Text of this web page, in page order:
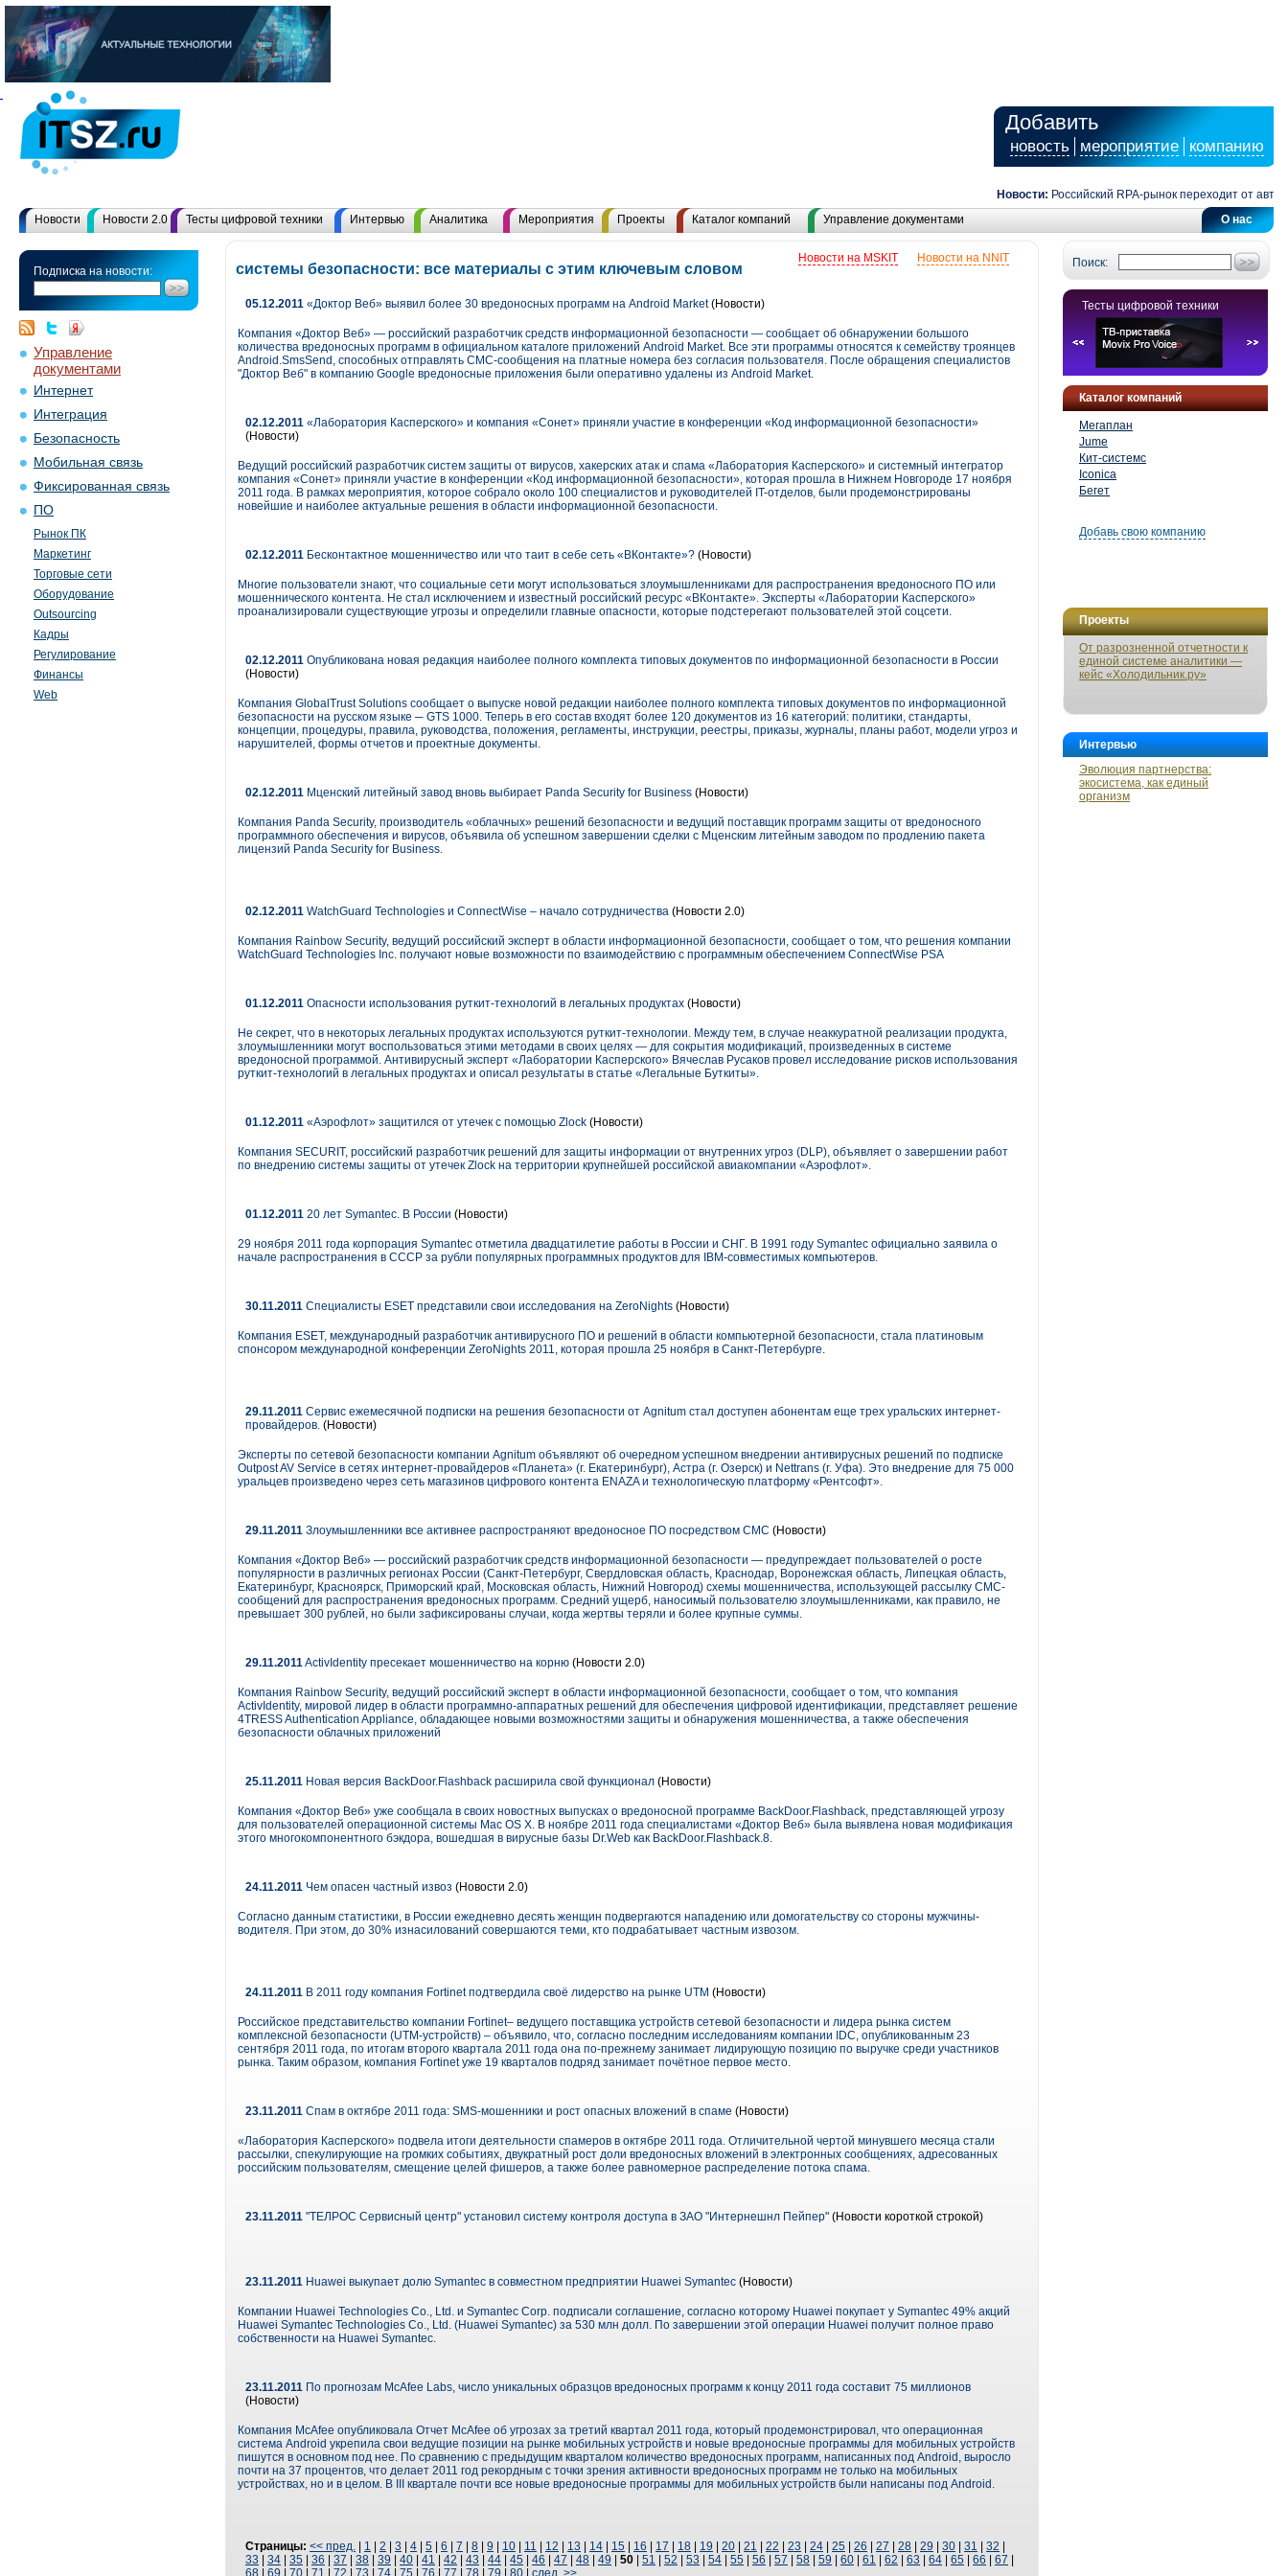
Добавить
новость мероприятие компанию
Новости: Российский RPA-рынок переходит от
О нас
Новости Новости 2.0 Тесты цифровой техники Интервью Аналитика Мероприятия Проекты Каталог компаний Управление документами
Подписка на новости:
Управление
документами
Интернет
Интеграция
Безопасность
Мобильная связь
Фиксированная связь
ПО
Рынок ПК
Маркетинг
Торговые сети
Оборудование
Outsourcing
Кадры
Регулирование
Финансы
Web
Поиск:
Тесты цифровой техники
Каталог компаний
Мегаплан
Jume
Кит-системс
Iconica
Бегет
Добавь свою компанию
Проекты
От разрозненной отчетности к
единой системе аналитики —
кейс «Холодильник.ру»
Интервью
Эволюция партнерства:
экосистема, как единый
организм
Новости на NNIT
Новости на MSKIT
системы безопасности: все материалы с этим ключевым словом
05.12.2011 «Доктор Веб» выявил более 30 вредоносных программ на Android Market(Новости)
Компания «Доктор Веб» — российский разработчик средств информационной безопасности — сообщает об обнаружении большого
количества вредоносных программ в официальном каталоге приложений Android Market. Все эти программы относятся к семейству троянцев
Android.SmsSend, способных отправлять СМС-сообщения на платные номера без согласия пользователя. После обращения специалистов
"Доктор Веб" в компанию Google вредоносные приложения были оперативно удалены из Android Market.
02.12.2011 «Лаборатория Касперского» и компания «Сонет» приняли участие в конференции «Код информационной безопасности»
(Новости)
Ведущий российский разработчик систем защиты от вирусов, хакерских атак и спама «Лаборатория Касперского» и системный интегратор
компания «Сонет» приняли участие в конференции «Код информационной безопасности», которая прошла в Нижнем Новгороде 17 ноября
2011 года. В рамках мероприятия, которое собрало около 100 специалистов и руководителей IT-отделов, были продемонстрированы
новейшие и наиболее актуальные решения в области информационной безопасности.
02.12.2011 Бесконтактное мошенничество или что таит в себе сеть «ВКонтакте»? (Новости)
Многие пользователи знают, что социальные сети могут использоваться злоумышленниками для распространения вредоносного ПО или
мошеннического контента. Не стал исключением и известный российский ресурс «ВКонтакте». Эксперты «Лаборатории Касперского»
проанализировали существующие угрозы и определили главные опасности, которые подстерегают пользователей этой соцсети.
02.12.2011 Опубликована новая редакция наиболее полного комплекта типовых документов по информационной безопасности в России
(Новости)
Компания GlobalTrust Solutions сообщает о выпуске новой редакции наиболее полного комплекта типовых документов по информационной
безопасности на русском языке ─ GTS 1000. Теперь в его состав входят более 120 документов из 16 категорий: политики, стандарты,
концепции, процедуры, правила, руководства, положения, регламенты, инструкции, реестры, приказы, журналы, планы работ, модели угроз и
нарушителей, формы отчетов и проектные документы.
02.12.2011 Мценский литейный завод вновь выбирает Panda Security for Business (Новости)
Компания Panda Security, производитель «облачных» решений безопасности и ведущий поставщик программ защиты от вредоносного
программного обеспечения и вирусов, объявила об успешном завершении сделки с Мценским литейным заводом по продлению пакета
лицензий Panda Security for Business.
02.12.2011 WatchGuard Technologies и ConnectWise – начало сотрудничества (Новости 2.0)
Компания Rainbow Security, ведущий российский эксперт в области информационной безопасности, сообщает о том, что решения компании
WatchGuard Technologies Inc. получают новые возможности по взаимодействию с программным обеспечением ConnectWise PSA
01.12.2011 Опасности использования руткит-технологий в легальных продуктах (Новости)
Не секрет, что в некоторых легальных продуктах используются руткит-технологии. Между тем, в случае неаккуратной реализации продукта,
злоумышленники могут воспользоваться этими методами в своих целях — для сокрытия модификаций, произведенных в системе
вредоносной программой. Антивирусный эксперт «Лаборатории Касперского» Вячеслав Русаков провел исследование рисков использования
руткит-технологий в легальных продуктах и описал результаты в статье «Легальные Буткиты».
01.12.2011 «Аэрофлот» защитился от утечек с помощью Zlock (Новости)
Компания SECURIT, российский разработчик решений для защиты информации от внутренних угроз (DLP), объявляет о завершении работ
по внедрению системы защиты от утечек Zlock на территории крупнейшей российской авиакомпании «Аэрофлот».
01.12.2011 20 лет Symantec. В России (Новости)
29 ноября 2011 года корпорация Symantec отметила двадцатилетие работы в России и СНГ. В 1991 году Symantec официально заявила о
начале распространения в СССР за рубли популярных программных продуктов для IBM-совместимых компьютеров.
30.11.2011 Специалисты ESET представили свои исследования на ZeroNights (Новости)
Компания ESET, международный разработчик антивирусного ПО и решений в области компьютерной безопасности, стала платиновым
спонсором международной конференции ZeroNights 2011, которая прошла 25 ноября в Санкт-Петербурге.
29.11.2011 Сервис ежемесячной подписки на решения безопасности от Agnitum стал доступен абонентам еще трех уральских интернет-
провайдеров. (Новости)
Эксперты по сетевой безопасности компании Agnitum объявляют об очередном успешном внедрении антивирусных решений по подписке
Outpost AV Service в сетях интернет-провайдеров «Планета» (г. Екатеринбург), Астра (г. Озерск) и Nettrans (г. Уфа). Это внедрение для 75 000
уральцев произведено через сеть магазинов цифрового контента ENAZA и технологическую платформу «Рентсофт».
29.11.2011 Злоумышленники все активнее распространяют вредоносное ПО посредством СМС (Новости)
Компания «Доктор Веб» — российский разработчик средств информационной безопасности — предупреждает пользователей о росте
популярности в различных регионах России (Санкт-Петербург, Свердловская область, Краснодар, Воронежская область, Липецкая область,
Екатеринбург, Красноярск, Приморский край, Московская область, Нижний Новгород) схемы мошенничества, использующей рассылку СМС-
сообщений для распространения вредоносных программ. Средний ущерб, наносимый пользователю злоумышленниками, как правило, не
превышает 300 рублей, но были зафиксированы случаи, когда жертвы теряли и более крупные суммы.
29.11.2011ActivIdentity пресекает мошенничество на корню (Новости 2.0)
Компания Rainbow Security, ведущий российский эксперт в области информационной безопасности, сообщает о том, что компания
ActivIdentity, мировой лидер в области программно-аппаратных решений для обеспечения цифровой идентификации, представляет решение
4TRESS Authentication Appliance, обладающее новыми возможностями защиты и обнаружения мошенничества, а также обеспечения
безопасности облачных приложений
25.11.2011 Новая версия BackDoor.Flashback расширила свой функционал (Новости)
Компания «Доктор Веб» уже сообщала в своих новостных выпусках о вредоносной программе BackDoor.Flashback, представляющей угрозу
для пользователей операционной системы Mac OS X. В ноябре 2011 года специалистами «Доктор Веб» была выявлена новая модификация
этого многокомпонентного бэкдора, вошедшая в вирусные базы Dr.Web как BackDoor.Flashback.8.
24.11.2011 Чем опасен частный извоз (Новости 2.0)
Согласно данным статистики, в России ежедневно десять женщин подвергаются нападению или домогательству со стороны мужчины-
водителя. При этом, до 30% изнасилований совершаются теми, кто подрабатывает частным извозом.
24.11.2011 В 2011 году компания Fortinet подтвердила своё лидерство на рынке UTM (Новости)
Российское представительство компании Fortinet– ведущего поставщика устройств сетевой безопасности и лидера рынка систем
комплексной безопасности (UTM-устройств) – объявило, что, согласно последним исследованиям компании IDC, опубликованным 23
сентября 2011 года, по итогам второго квартала 2011 года она по-прежнему занимает лидирующую позицию по выручке среди участников
рынка. Таким образом, компания Fortinet уже 19 кварталов подряд занимает почётное первое место.
23.11.2011 Спам в октябре 2011 года: SMS-мошенники и рост опасных вложений в спаме (Новости)
«Лаборатория Касперского» подвела итоги деятельности спамеров в октябре 2011 года. Отличительной чертой минувшего месяца стали
рассылки, спекулирующие на громких событиях, двукратный рост доли вредоносных вложений в электронных сообщениях, адресованных
российским пользователям, смещение целей фишеров, а также более равномерное распределение потока спама.
23.11.2011 "ТЕЛРОС Сервисный центр" установил систему контроля доступа в ЗАО "Интернешнл Пейпер" (Новости короткой строкой)
23.11.2011 Huawei выкупает долю Symantec в совместном предприятии Huawei Symantec (Новости)
Компании Huawei Technologies Co., Ltd. и Symantec Corp. подписали соглашение, согласно которому Huawei покупает у Symantec 49% акций
Huawei Symantec Technologies Co., Ltd. (Huawei Symantec) за 530 млн долл. По завершении этой операции Huawei получит полное право
собственности на Huawei Symantec.
23.11.2011 По прогнозам McAfee Labs, число уникальных образцов вредоносных программ к концу 2011 года составит 75 миллионов
(Новости)
Компания McAfee опубликовала Отчет McAfee об угрозах за третий квартал 2011 года, который продемонстрировал, что операционная
система Android укрепила свои ведущие позиции на рынке мобильных устройств и новые вредоносные программы для мобильных устройств
пишутся в основном под нее. По сравнению с предыдущим кварталом количество вредоносных программ, написанных под Android, выросло
почти на 37 процентов, что делает 2011 год рекордным с точки зрения активности вредоносных программ не только на мобильных
устройствах, но и в целом. В III квартале почти все новые вредоносные программы для мобильных устройств были написаны под Android.
Страницы: << пред. 1 2 3 4 5 6 7 8 9 10 11 12 13 14 15 16 17 18 19 20 21 22 23 24 25 26 27 28 29 30 31 32
33
34 35 36 37 38 39 40 41 42 43 44 45 46 47 48 49 50 51 52 53 54 55 56 57 58 59 60 61 62 63 64 65 66 67
68
69 70 71 72 73 74 75 76 77 78 79 80 след. >>